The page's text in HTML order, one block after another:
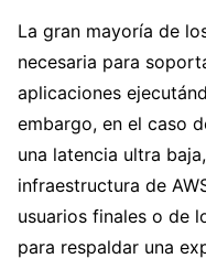
La gran mayoría de
necesaria para
aplicaciones
embargo, en el caso
una latencia ultra
infraestructura de
usuarios finales o de
para respaldar una